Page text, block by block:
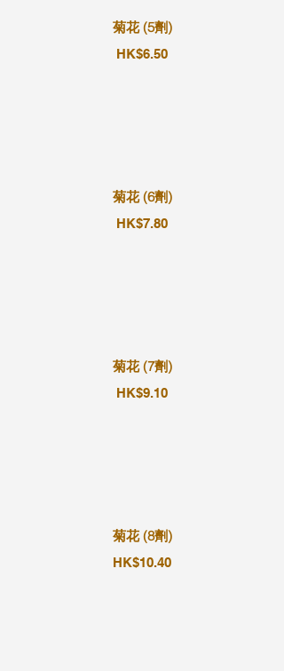
菊花 (5劑)
HK$6.50
菊花 (6劑)
HK$7.80
菊花 (7劑)
HK$9.10
菊花 (8劑)
HK$10.40